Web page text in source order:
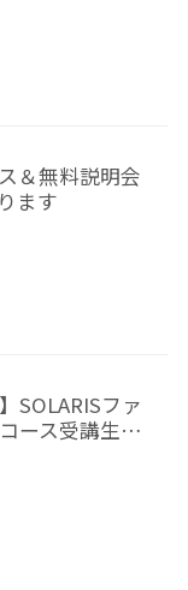
＆無料説明会
ます
SOLARISファ
ース受講生…